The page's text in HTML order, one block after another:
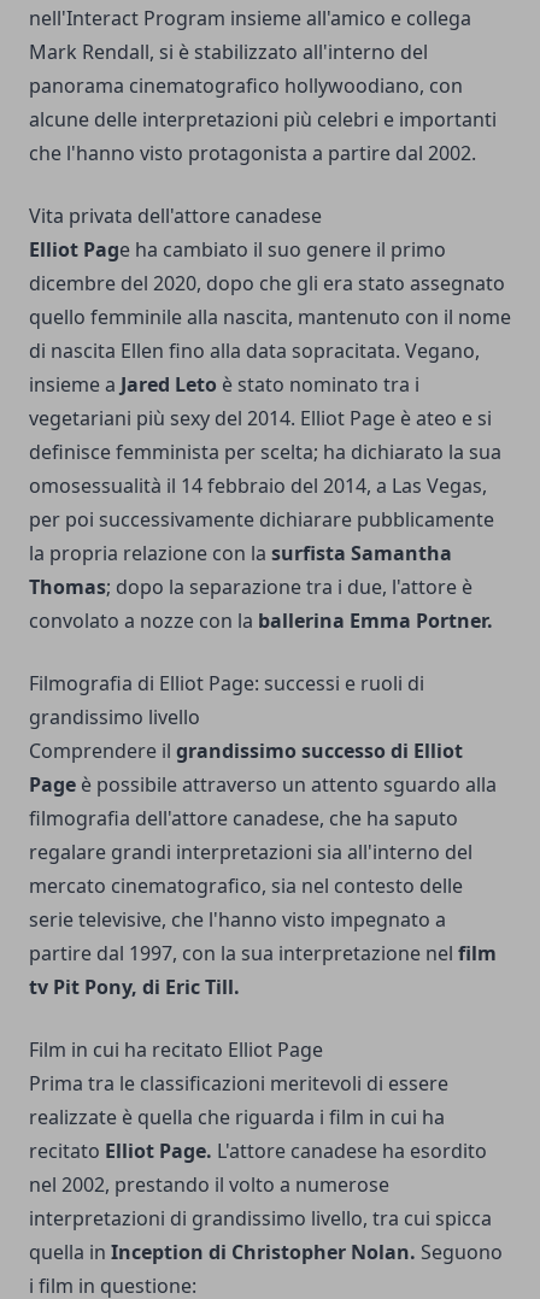
nell'Interact Program insieme all'amico e collega
Mark Rendall, si è stabilizzato all'interno del
panorama cinematografico hollywoodiano, con
alcune delle interpretazioni più celebri e importanti
che l'hanno visto protagonista a partire dal 2002.
Vita privata dell'attore canadese
Elliot Page ha cambiato il suo genere il primo
dicembre del 2020, dopo che gli era stato assegnato
quello femminile alla nascita, mantenuto con il nome
di nascita Ellen fino alla data sopracitata. Vegano,
insieme a Jared Leto è stato nominato tra i
vegetariani più sexy del 2014. Elliot Page è ateo e si
definisce femminista per scelta; ha dichiarato la sua
omosessualità il 14 febbraio del 2014, a Las Vegas,
per poi successivamente dichiarare pubblicamente
la propria relazione con la surfista Samantha
Thomas; dopo la separazione tra i due, l'attore è
convolato a nozze con la ballerina Emma Portner.
Filmografia di Elliot Page: successi e ruoli di
grandissimo livello
Comprendere il grandissimo successo di Elliot
Page è possibile attraverso un attento sguardo alla
filmografia dell'attore canadese, che ha saputo
regalare grandi interpretazioni sia all'interno del
mercato cinematografico, sia nel contesto delle
serie televisive, che l'hanno visto impegnato a
partire dal 1997, con la sua interpretazione nel film
tv Pit Pony, di Eric Till.
Film in cui ha recitato Elliot Page
Prima tra le classificazioni meritevoli di essere
realizzate è quella che riguarda i film in cui ha
recitato Elliot Page. L'attore canadese ha esordito
nel 2002, prestando il volto a numerose
interpretazioni di grandissimo livello, tra cui spicca
quella in Inception di Christopher Nolan. Seguono
i film in questione: